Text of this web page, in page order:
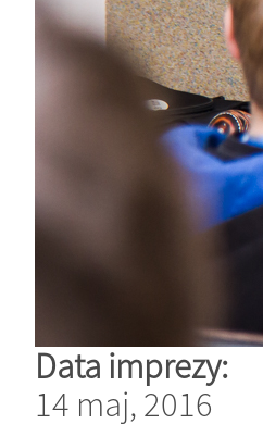
Data imprezy:
14 maj, 2016